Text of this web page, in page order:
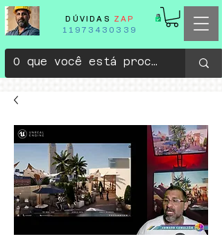
DÚVIDAS ZAP
11973430339